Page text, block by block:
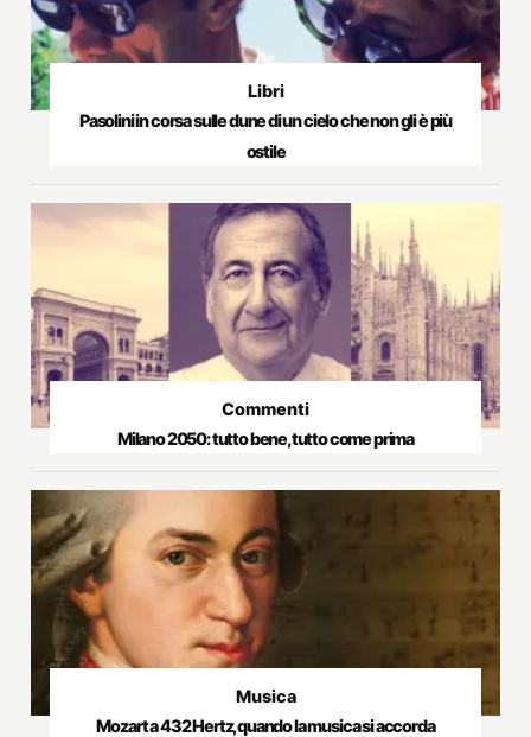
Libri
Pasolini in corsa sulle dune di un cielo che non gli è più
ostile
Commenti
Milano 2050: tutto bene, tutto come prima
Musica
Mozart a 432 Hertz, quando la musica si accorda